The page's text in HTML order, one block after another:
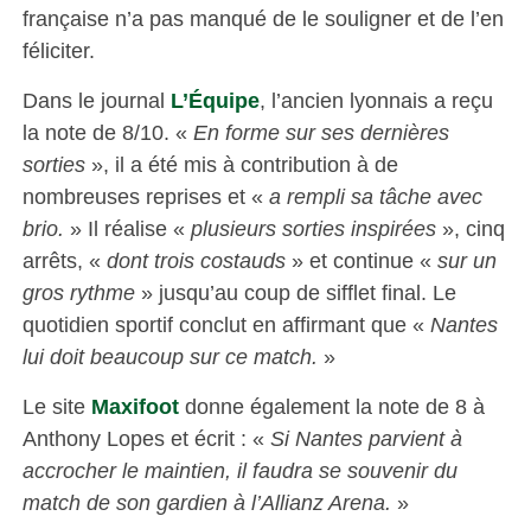
française n’a pas manqué de le souligner et de l’en
féliciter.
Dans le journal L’Équipe, l’ancien lyonnais a reçu
la note de 8/10. « En forme sur ses dernières
sorties», il a été mis à contribution à de
nombreuses reprises et « a rempli sa tâche avec
brio. » Il réalise « plusieurs sorties inspirées», cinq
arrêts, « dont trois costauds » et continue « sur un
gros rythme» jusqu’au coup de sifflet final. Le
quotidien sportif conclut en affirmant que « Nantes
lui doit beaucoup sur ce match. »
Le site Maxifootdonne également la note de 8 à
Anthony Lopes et écrit : « Si Nantes parvient à
accrocher le maintien, il faudra se souvenir du
match de son gardien à l’Allianz Arena. »